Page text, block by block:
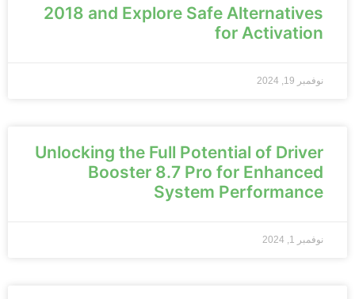
2018 and Explore Safe Alternatives
for Activation
نوفمبر 19, 2024
Unlocking the Full Potential of Driver
Booster 8.7 Pro for Enhanced
System Performance
نوفمبر 1, 2024